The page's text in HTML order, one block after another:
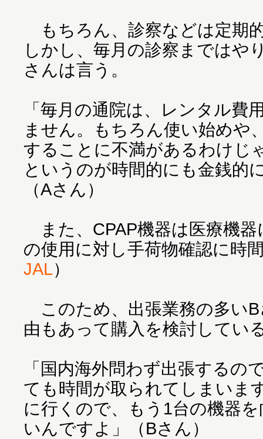
もちろん、診察などは定期
しかし、毎月の診察までは
さんは言う。
「毎月の通院は、レンタル費
ません。もちろん使い始めや
することに不満があるわけじ
というのが時間的にも金銭的
（Aさん）
また、CPAP機器は医療機
の使用に対し手荷物確認に時
JAL）
このため、出張業務の多い
由もあって購入を検討してい
「国内海外問わず出張するの
ても時間が取られてしまいま
に行くので、もう1台の機器
いんですよ」（Bさん）